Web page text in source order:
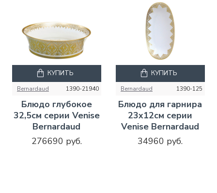
Bernardaud 1390-21940
Блюдо глубокое
32,5см серии Venise
Bernardaud
276690 руб.
КУПИТЬ
Bernardaud 1390-125
Блюдо для гарнира
23x12см серии
Venise Bernardaud
34960 руб.
КУПИТЬ